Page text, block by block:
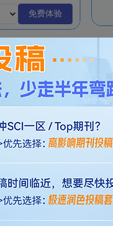
免费体验
热 多本ABS四星！优